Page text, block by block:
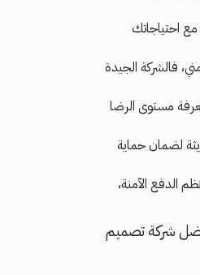
احتياجاتك
فالشركة الجيدة
مستوى الرضا
لضمان حماية
الدفع الآمنة،
شركة تصميم